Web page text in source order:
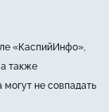
«КаспийИнфо»,
также
не совпадать